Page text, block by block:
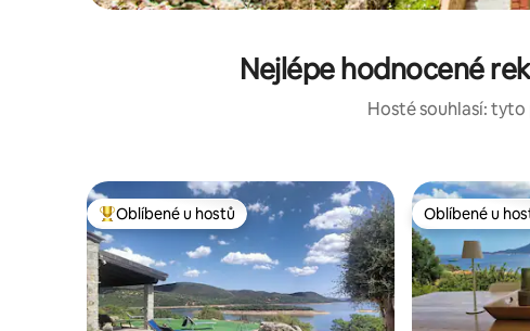
Nejlépe hodnocené
Hosté souhlasí:
Nejlepší v kategorii Oblíbené u hostů
Oblíbené u hostů Oblíbené u
Oblíbené u